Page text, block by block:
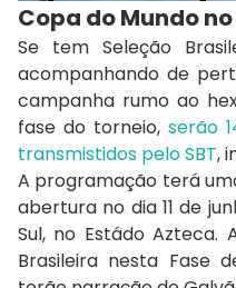
Copa do Mundo no
Se tem Seleção
acompanhando de
campanha rumo ao
fase do torneio,serão
transmistidos pelo SBT,
A programação terá
abertura no dia 11 de
Sul, no Estádo Azteca.
Brasileira nesta Fase